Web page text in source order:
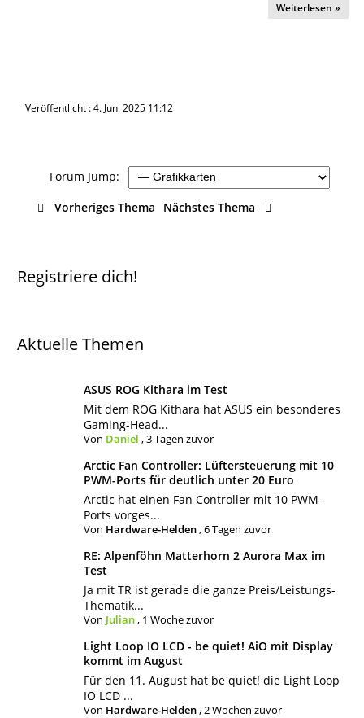
Weiterlesen »
Veröffentlicht : 4. Juni 2025 11:12
Forum Jump:
Vorheriges Thema
Nächstes Thema
Registriere dich!
Aktuelle Themen
ASUS ROG Kithara im Test
Mit dem ROG Kithara hat ASUS ein besonderes
Gaming-Head...
Von Daniel ,3 Tagen zuvor
Arctic Fan Controller: Lüftersteuerung mit 10
PWM-Ports für deutlich unter 20 Euro
Arctic hat einen Fan Controller mit 10 PWM-
Ports vorges...
Von Hardware-Helden,6 Tagen zuvor
RE: Alpenföhn Matterhorn 2 Aurora Max im
Test
Ja mit TR ist gerade die ganze Preis/Leistungs-
Thematik...
Von Julian, 1 Woche zuvor
Light Loop IO LCD - be quiet! AiO mit Display
kommt im August
Für den 11. August hat be quiet! die Light Loop
IO LCD ...
Von Hardware-Helden,2 Wochen zuvor